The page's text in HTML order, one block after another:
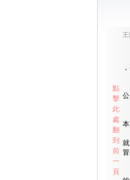
王
點
擊
此
處
翻
到
前
一
頁